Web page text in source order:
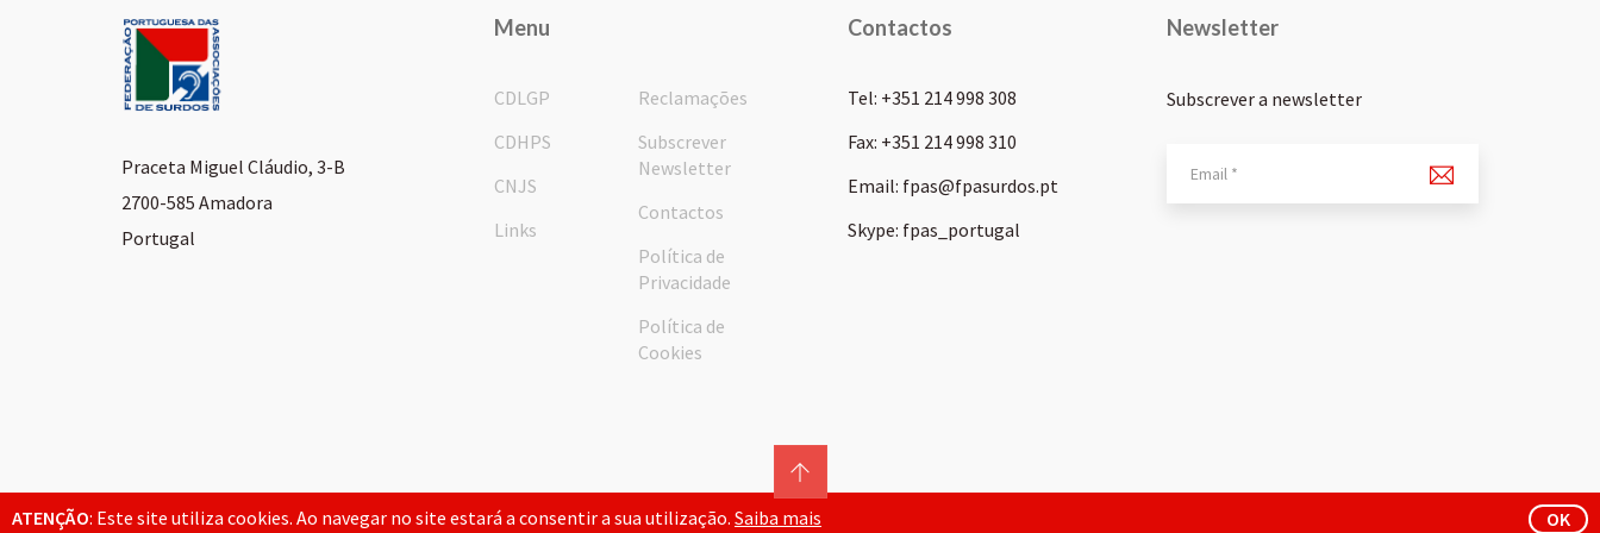
ATENÇÃO: Este site utiliza cookies. Ao navegar no site estará a consentir a sua utilização. Saiba mais OK
Praceta Miguel Cláudio, 3-B
2700-585 Amadora
Portugal
Menu
CDLGP
CDHPS
CNJS
Links
Reclamações
Subscrever
Newsletter
Contactos
Política de
Privacidade
Política de
Cookies
Contactos
Tel: +351 214 998 308
Fax: +351 214 998 310
Email: fpas@fpasurdos.pt
Skype: fpas_portugal
Newsletter
Subscrever a newsletter
© 2026 FPAS. Todos os direitos reservados.